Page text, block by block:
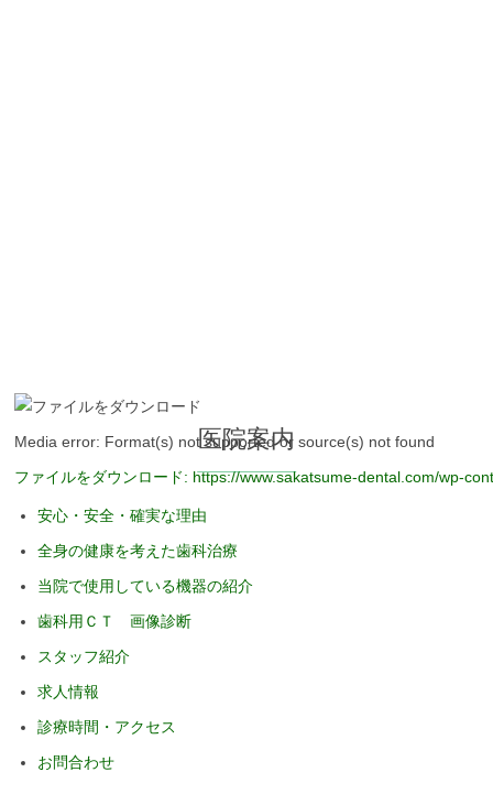
Media error: Format(s) not supported or source(s) not found
ファイルをダウンロード: https://www.sakatsume-dental.com/wp-
00:00
医院案内
安心・安全・確実な理由
全身の健康を考えた歯科治療
当院で使用している機器の紹介
歯科用ＣＴ 画像診断
スタッフ紹介
求人情報
診療時間・アクセス
お問合わせ